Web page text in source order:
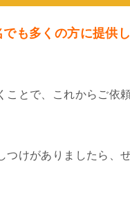
も多くの方に提供し
とで、これからご依
けがありましたら、